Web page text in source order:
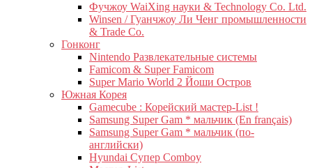
Фучжоу WaiXing науки & Technology Co. Ltd.
Winsen / Гуанчжоу Ли Ченг промышленности
& Trade Co.
Гонконг
Nintendo Развлекательные системы
Famicom & Super Famicom
Super Mario World 2 Йоши Остров
Южная Корея
Gamecube : Корейский мастер-List !
Samsung Super Gam * мальчик (En français)
Samsung Super Gam * мальчик (по-
английски)
Hyundai Супер Comboy